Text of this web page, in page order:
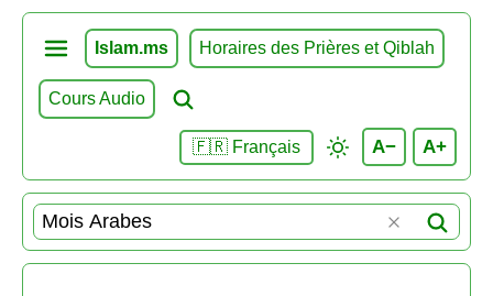
Islam.ms Horaires des Prières et Qiblah
Cours Audio
🇫🇷 Français A− A+